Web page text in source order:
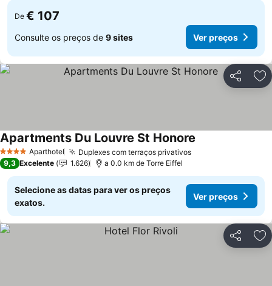
De € 107
Consulte os preços de 9 sites Ver preços
Partilhar
4 EstrelasAparthotel Duplexes com terraços privativos
Apartments Du Louvre St Honore
9,3 Excelente 1.626 a 0.0 km de Torre Eiffel
Selecione as datas para ver os preços
exatos.
Ver preços
Partilhar